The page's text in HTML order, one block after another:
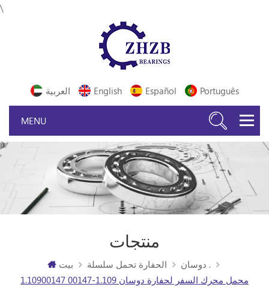
\
العربية English Español Português
منتجات
بيت الحفارة تحمل سلسلة
دوسان .
محمل محرك السفر لحفارة دوسان 1.109-00147 1.10900147